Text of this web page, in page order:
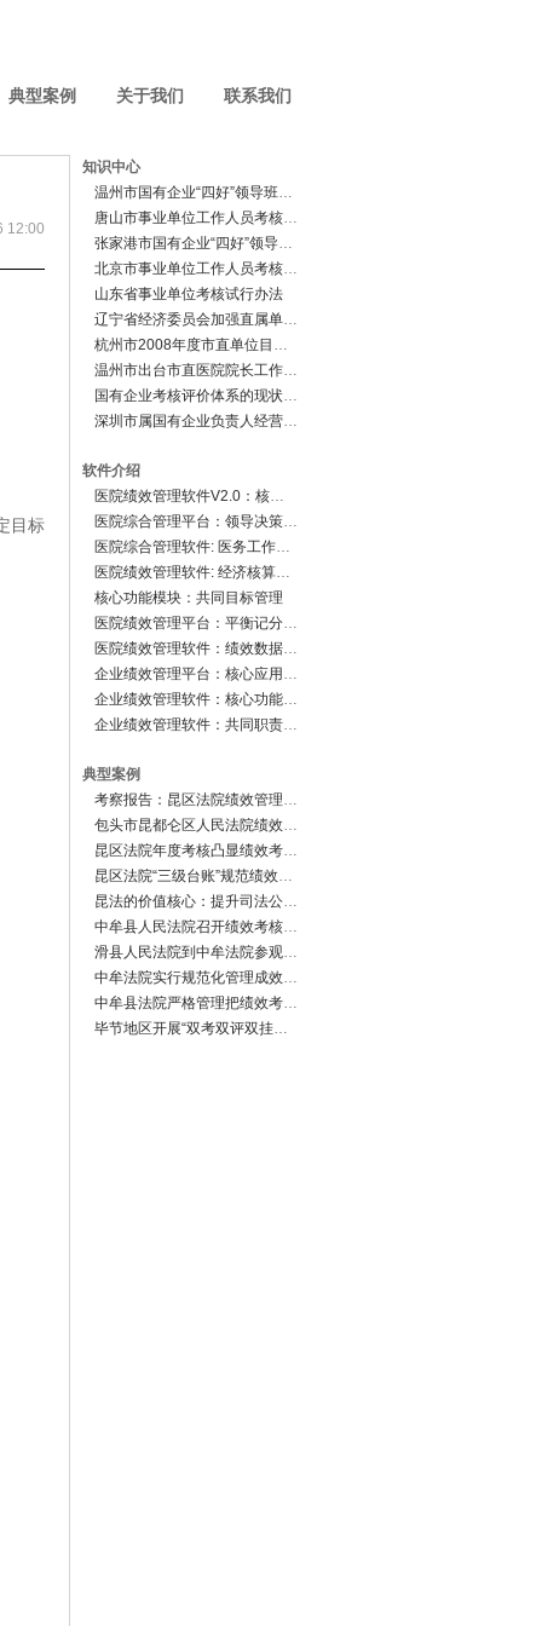
典型案例 关于我们 联系我们
12:00
目标
知识中心
温州市国有企业“四好”领导班子考核实施办法（试行）
唐山市事业单位工作人员考核暂行办法
张家港市国有企业“四好”领导班子考核评价办法
北京市事业单位工作人员考核试行办法
山东省事业单位考核试行办法
辽宁省经济委员会加强直属单位管理的若干意见
杭州市2008年度市直单位目标考核工作实施方案
温州市出台市直医院院长工作目标考核试行办法
国有企业考核评价体系的现状、问题及对策
深圳市属国有企业负责人经营业绩考核暂行规定
软件介绍
医院绩效管理软件V2.0：核心业务系统
医院综合管理平台：领导决策分析系统
医院综合管理软件: 医务工作管理系统
医院绩效管理软件: 经济核算管理系统
核心功能模块：共同目标管理
医院绩效管理平台：平衡记分卡系统
医院绩效管理软件：绩效数据中心
企业绩效管理平台：核心应用子系统
企业绩效管理软件：核心功能简介
企业绩效管理软件：共同职责考核
典型案例
考察报告：昆区法院绩效管理系统
包头市昆都仑区人民法院绩效考核制度影响深远
昆区法院年度考核凸显绩效考核工作成效
昆区法院“三级台账”规范绩效考评
昆法的价值核心：提升司法公信力
中牟县人民法院召开绩效考核推进暨新型合议庭制度动员会
滑县人民法院到中牟法院参观调研
中牟法院实行规范化管理成效显著
中牟县法院严格管理把绩效考核工作落到实处
毕节地区开展“双考双评双挂钩”动态跟踪考核 使领导干部“双丰收”(图)